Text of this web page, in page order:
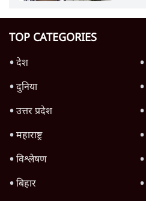
TOP CATEGORIES
देश
दुनिया
उत्तर प्रदेश
महाराष्ट्र
विश्लेषण
बिहार